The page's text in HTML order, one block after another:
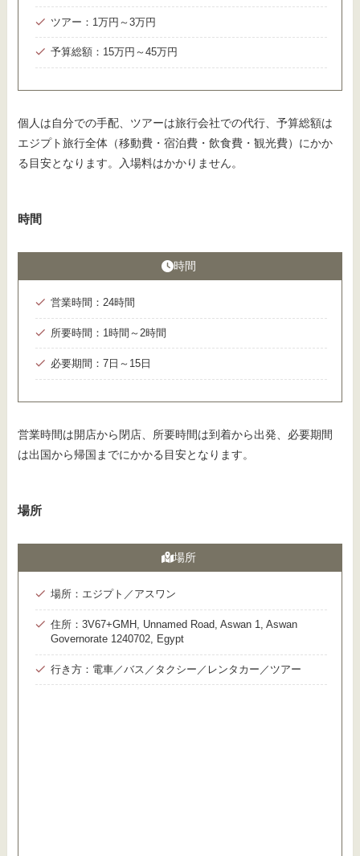
ツアー：1万円～3万円
予算総額：15万円～45万円
個人は自分での手配、ツアーは旅行会社での代行、予算総額は
エジプト旅行全体（移動費・宿泊費・飲食費・観光費）にかか
る目安となります。入場料はかかりません。
時間
時間
営業時間：24時間
所要時間：1時間～2時間
必要期間：7日～15日
営業時間は開店から閉店、所要時間は到着から出発、必要期間
は出国から帰国までにかかる目安となります。
場所
場所
場所：エジプト／アスワン
住所：3V67+GMH, Unnamed Road, Aswan 1, Aswan
Governorate 1240702, Egypt
行き方：電車／バス／タクシー／レンタカー／ツアー